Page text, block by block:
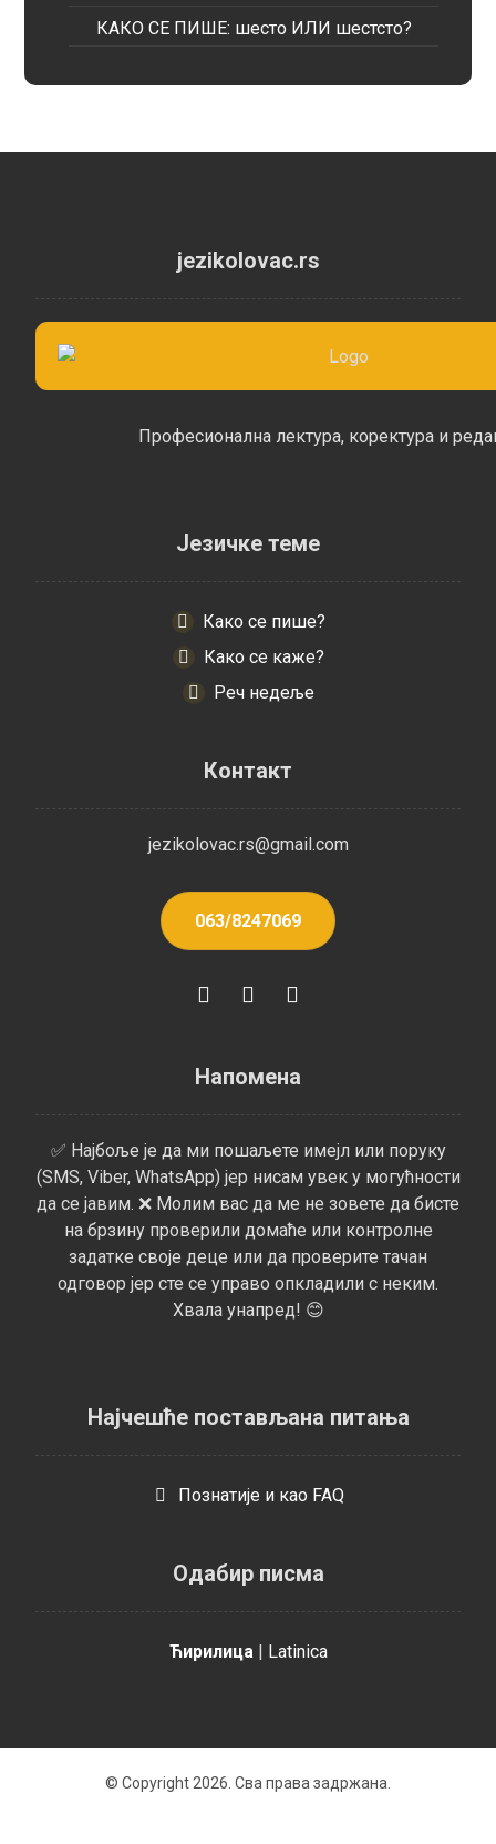
КАКО СЕ ПИШЕ: шесто ИЛИ шестсто?
jezikolovac.rs
Професионална лектура, коректура и
Језичке теме
Како се пише?
Како се каже?
Реч недеље
Контакт
jezikolovac.rs@gmail.com
063/8247069
Напомена
✅ Најбоље је да ми пошаљете имејл или поруку
(SMS, Viber, WhatsApp) јер нисам увек у могућности
да се јавим. ❌ Молим вас да ме не зовете да бисте
на брзину проверили домаће или контролне
задатке своје деце или да проверите тачан
одговор јер сте се управо опкладили с неким.
Хвала унапред! 😊
Најчешће постављана питања
Познатијe и као FAQ
Одабир писма
Ћирилица| Latinica
© Copyright 2026. Сва права задржана.